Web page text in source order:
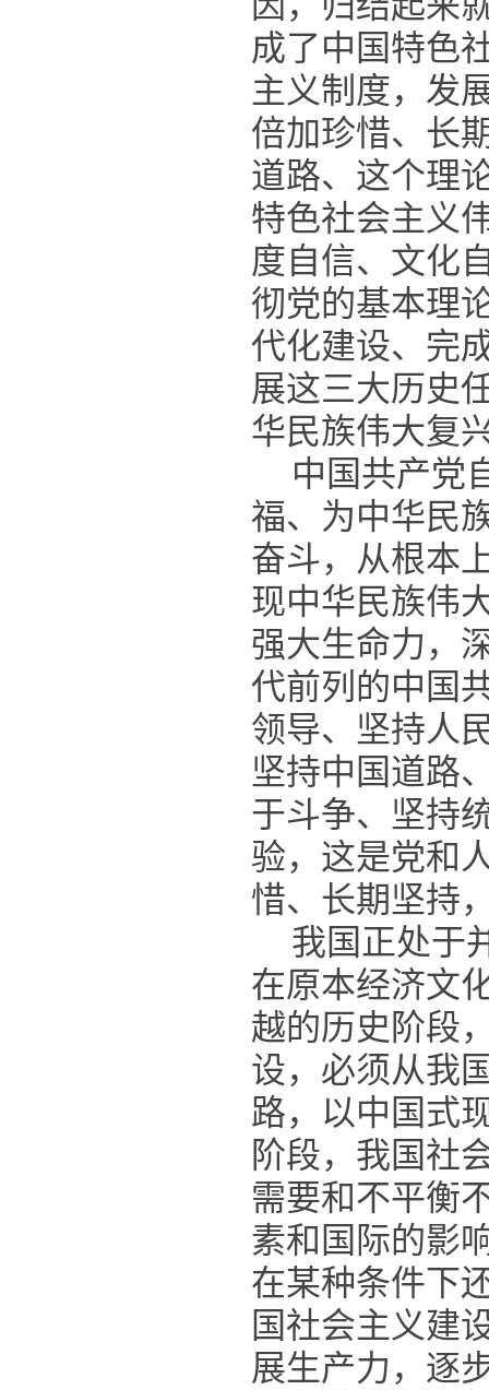
成了中国特色
主义制度，发
倍加珍惜、长
道路、这个理
特色社会主义
度自信、文化
彻党的基本理
代化建设、完
展这三大历史
华民族伟大复
中国共产党
福、为中华民
奋斗，从根本
现中华民族伟
强大生命力，
代前列的中国
领导、坚持人
坚持中国道路
于斗争、坚持
验，这是党和
惜、长期坚持
我国正处于
在原本经济文
越的历史阶段
设，必须从我
路，以中国式
阶段，我国社
需要和不平衡
素和国际的影
在某种条件下
国社会主义建
展生产力，逐